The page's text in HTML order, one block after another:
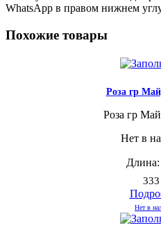
WhatsApp в правом нижнем
Похожие товары
Роза гр
Роза гр
Нет в
333
Нет в